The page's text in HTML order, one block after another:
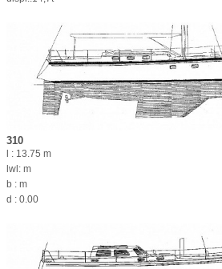
310
l : 13.75 m
lwl: m
b : m
d : 0.00